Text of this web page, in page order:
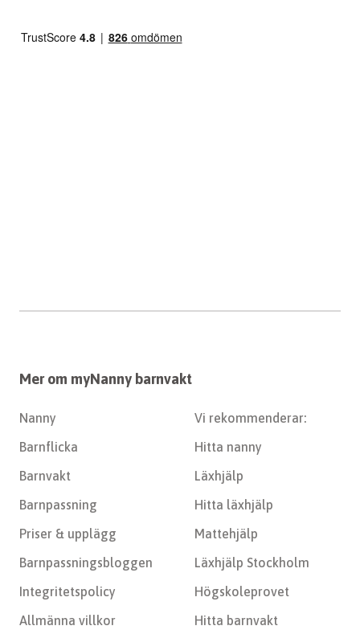
Mer om myNanny barnvakt
Nanny
Barnflicka
Barnvakt
Barnpassning
Priser & upplägg
Barnpassningsbloggen
Integritetspolicy
Allmänna villkor
Vi rekommenderar:
Hitta nanny
Läxhjälp
Hitta läxhjälp
Mattehjälp
Läxhjälp Stockholm
Högskoleprovet
Hitta barnvakt